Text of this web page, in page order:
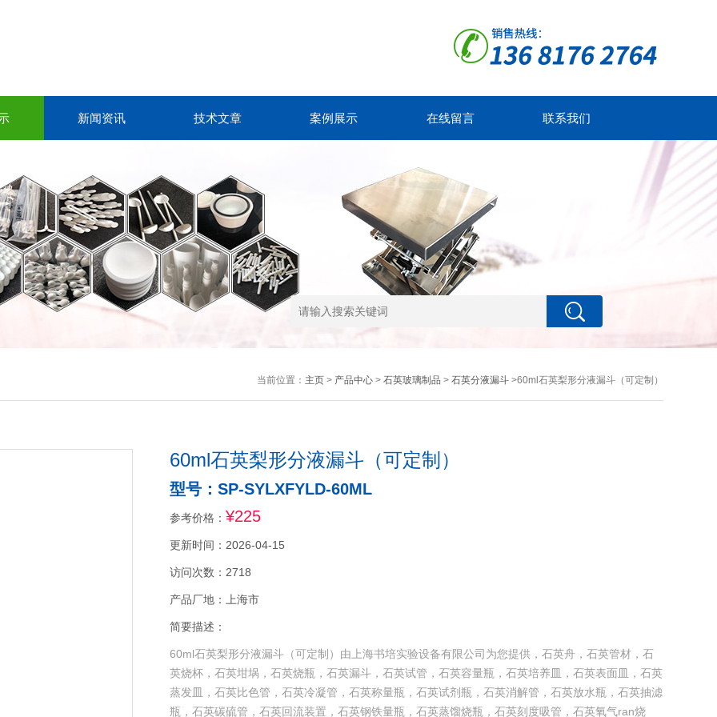
新闻资讯 技术文章 案例展示 在线留言 联系我们
当前位置： 主页> 产品中心> 石英玻璃制品 > 石英分液漏斗>60ml石英梨形分液漏斗（可定制）
60ml石英梨形分液漏斗（可定制）
型号：SP-SYLXFYLD-60ML
参考价格： ¥225
更新时间：2026-04-15
访问次数：2718
产品厂地：上海市
简要描述：
60ml石英梨形分液漏斗（可定制）由上海书培实验设备有限公司为您提供，石英舟，石英管材，石
英烧杯，石英坩埚，石英烧瓶，石英漏斗，石英试管，石英容量瓶，石英培养皿，石英表面皿，石英
蒸发皿，石英比色管，石英冷凝管，石英称量瓶，石英试剂瓶，石英消解管，石英放水瓶，石英抽滤
瓶，石英碳硫管，石英回流装置，石英钢铁量瓶，石英蒸馏烧瓶，石英刻度吸管，石英氧气ran烧